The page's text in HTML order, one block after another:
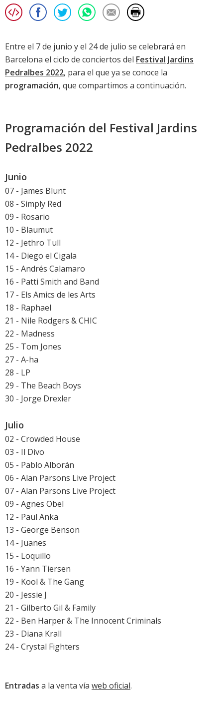
Entre el 7 de junio y el 24 de julio se celebrará en
Barcelona el ciclo de conciertos del Festival Jardins
Pedralbes 2022, para el que ya se conoce la
programación, que compartimos a continuación.
Programación del Festival Jardins
Pedralbes 2022
Junio
07 - James Blunt
08 - Simply Red
09 - Rosario
10 - Blaumut
12 - Jethro Tull
14 - Diego el Cigala
15 - Andrés Calamaro
16 - Patti Smith and Band
17 - Els Amics de les Arts
18 - Raphael
21 - Nile Rodgers & CHIC
22 - Madness
25 - Tom Jones
27 - A-ha
28 - LP
29 - The Beach Boys
30 - Jorge Drexler
Julio
02 - Crowded House
03 - Il Divo
05 - Pablo Alborán
06 - Alan Parsons Live Project
07 - Alan Parsons Live Project
09 - Agnes Obel
12 - Paul Anka
13 - George Benson
14 - Juanes
15 - Loquillo
16 - Yann Tiersen
19 - Kool & The Gang
20 - Jessie J
21 - Gilberto Gil & Family
22 - Ben Harper & The Innocent Criminals
23 - Diana Krall
24 - Crystal Fighters
Entradas a la venta vía web oficial.